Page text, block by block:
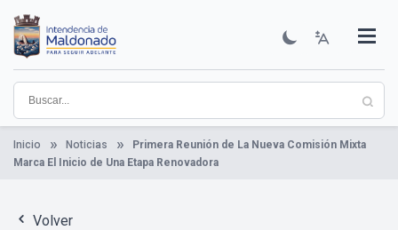
contenido
principal
Institucional
Municipios
Descubre Maldonado
Comunicación
Servicios
Guía De Trámites
Ver Noticias
Inicio Noticias
Primera Reunión de La Nueva Comisión Mixta
Marca El Inicio de Una Etapa Renovadora
Volver